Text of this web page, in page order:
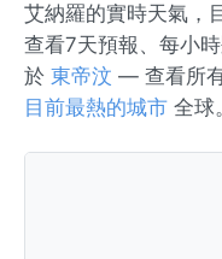
艾納羅的實時天氣，
查看7天預報、每小
於 東帝汶 — 查看所
目前最熱的城市 全球。